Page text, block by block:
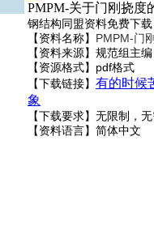
PMPM-关于门刚挠度
钢结构同盟资料免费下载
【资料名称】 PMPM-门
【资料来源】规范组主编
【资源格式】pdf格式
【下载链接】 有的时候
象
【下载要求】无限制，
【资料语言】简体中文